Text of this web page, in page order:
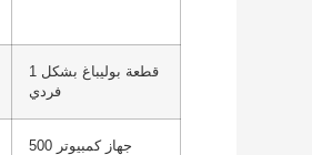
1 قطعة بوليباغ بشكل
فردي
500 جهاز كمبيوتر